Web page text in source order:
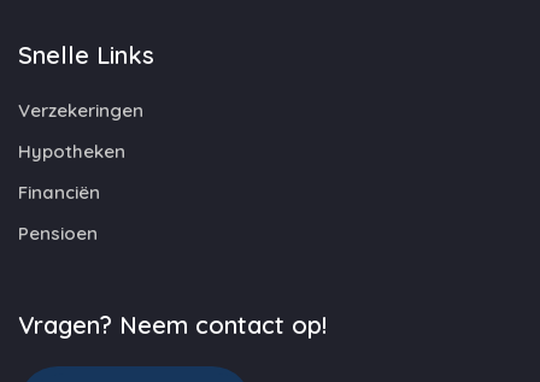
Snelle Links
Verzekeringen
Hypotheken
Financiën
Pensioen
Vragen? Neem contact op!